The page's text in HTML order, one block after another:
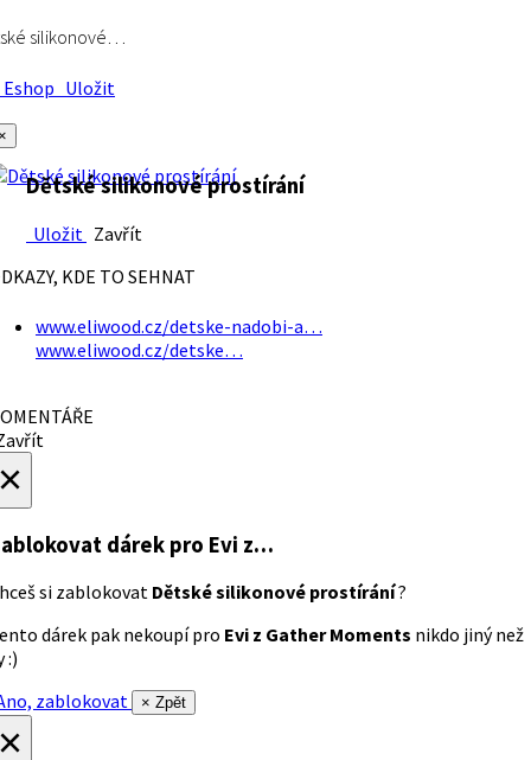
silikonové…
Uložit
Dětské silikonové prostírání
Uložit Zavřít
KDE TO SEHNAT
www.eliwood.cz/detske-nadobi-a…
www.eliwood.cz/detske…
dárek pro Evi z…
si zablokovat Dětské silikonové prostírání?
dárek pak nekoupí pro Evi z Gather Moments nikdo jiný než
:)
zablokovat
× Zpět